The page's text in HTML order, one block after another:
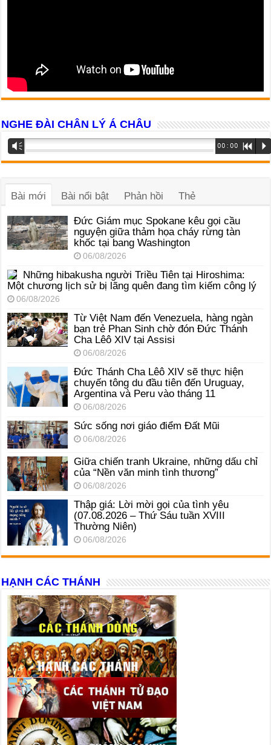
NGHE ĐÀI CHÂN LÝ Á CHÂU
Trình
phát
Vm 00:00 R P
Bài mới Bài nổi bật Phản hồi Thẻ
Đức Giám mục Spokane kêu gọi cầu
nguyện giữa thảm họa cháy rừng tàn
khốc tại bang Washington
06/08/2026
Những hibakusha người Triều Tiên tại Hiroshima:
Một chương lịch sử bị lãng quên đang tìm kiếm công lý
06/08/2026
Từ Việt Nam đến Venezuela, hàng ngàn
bạn trẻ Phan Sinh chờ đón Đức Thánh
Cha Lêô XIV tại Assisi
06/08/2026
Đức Thánh Cha Lêô XIV sẽ thực hiện
chuyến tông du đầu tiên đến Uruguay,
Argentina và Peru vào tháng 11
06/08/2026
Sức sống nơi giáo điểm Đất Mũi
06/08/2026
Giữa chiến tranh Ukraine, những dấu chỉ
của “Nền văn minh tình thương”
06/08/2026
Thập giá: Lời mời gọi của tình yêu
(07.08.2026 – Thứ Sáu tuần XVIII
Thường Niên)
06/08/2026
HẠNH CÁC THÁNH